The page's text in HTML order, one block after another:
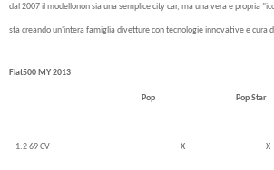
dal 2007 il modellonon sia una semplice city car, ma una vera e propria
sta creando un'intera famiglia divetture con tecnologie innovative e cura
Fiat500 MY 2013
Pop Pop Star
1.2 69 CV X X